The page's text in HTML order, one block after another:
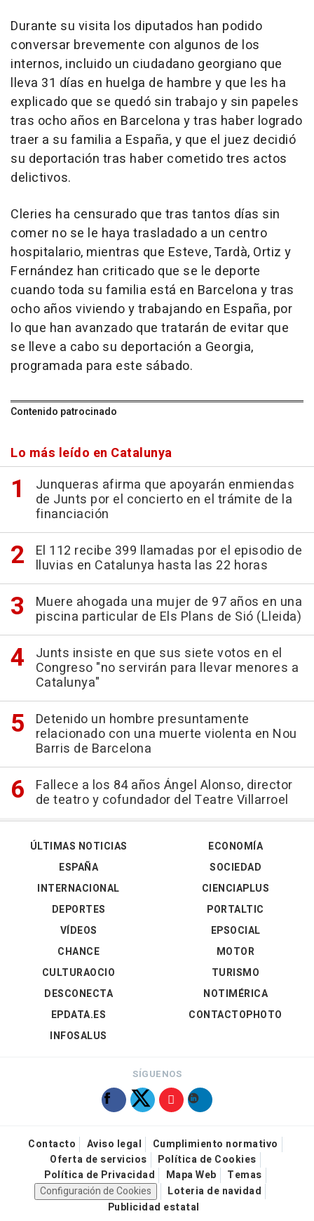
Durante su visita los diputados han podido
conversar brevemente con algunos de los
internos, incluido un ciudadano georgiano que
lleva 31 días en huelga de hambre y que les ha
explicado que se quedó sin trabajo y sin papeles
tras ocho años en Barcelona y tras haber logrado
traer a su familia a España, y que el juez decidió
su deportación tras haber cometido tres actos
delictivos.
Cleries ha censurado que tras tantos días sin
comer no se le haya trasladado a un centro
hospitalario, mientras que Esteve, Tardà, Ortiz y
Fernández han criticado que se le deporte
cuando toda su familia está en Barcelona y tras
ocho años viviendo y trabajando en España, por
lo que han avanzado que tratarán de evitar que
se lleve a cabo su deportación a Georgia,
programada para este sábado.
Contenido patrocinado
Lo más leído en Catalunya
Junqueras afirma que apoyarán enmiendas
de Junts por el concierto en el trámite de la
financiación
El 112 recibe 399 llamadas por el episodio de
lluvias en Catalunya hasta las 22 horas
Muere ahogada una mujer de 97 años en una
piscina particular de Els Plans de Sió (Lleida)
Junts insiste en que sus siete votos en el
Congreso "no servirán para llevar menores a
Catalunya"
Detenido un hombre presuntamente
relacionado con una muerte violenta en Nou
Barris de Barcelona
Fallece a los 84 años Ángel Alonso, director
de teatro y cofundador del Teatre Villarroel
ÚLTIMAS NOTICIAS
ESPAÑA
INTERNACIONAL
DEPORTES
VÍDEOS
ECONOMÍA
SOCIEDAD
CIENCIAPLUS
PORTALTIC
EPSOCIAL
CHANCE
CULTURAOCIO
DESCONECTA
EPDATA.ES
INFOSALUS
MOTOR
TURISMO
NOTIMÉRICA
CONTACTOPHOTO
SÍGUENOS
Contacto Aviso legal
Cumplimiento normativo
Oferta de servicios
Política de Cookies
Política de Privacidad
Mapa Web
Temas
Configuración de Cookies
Loteria de navidad
Publicidad estatal